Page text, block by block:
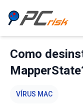
Como
VÍRUS MAC